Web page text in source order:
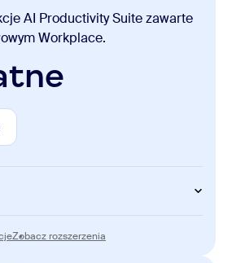
AI Productivity Suite zawarte
Workplace.
się
Zobacz wszystkie funkcje
Zobacz rozszerzenia